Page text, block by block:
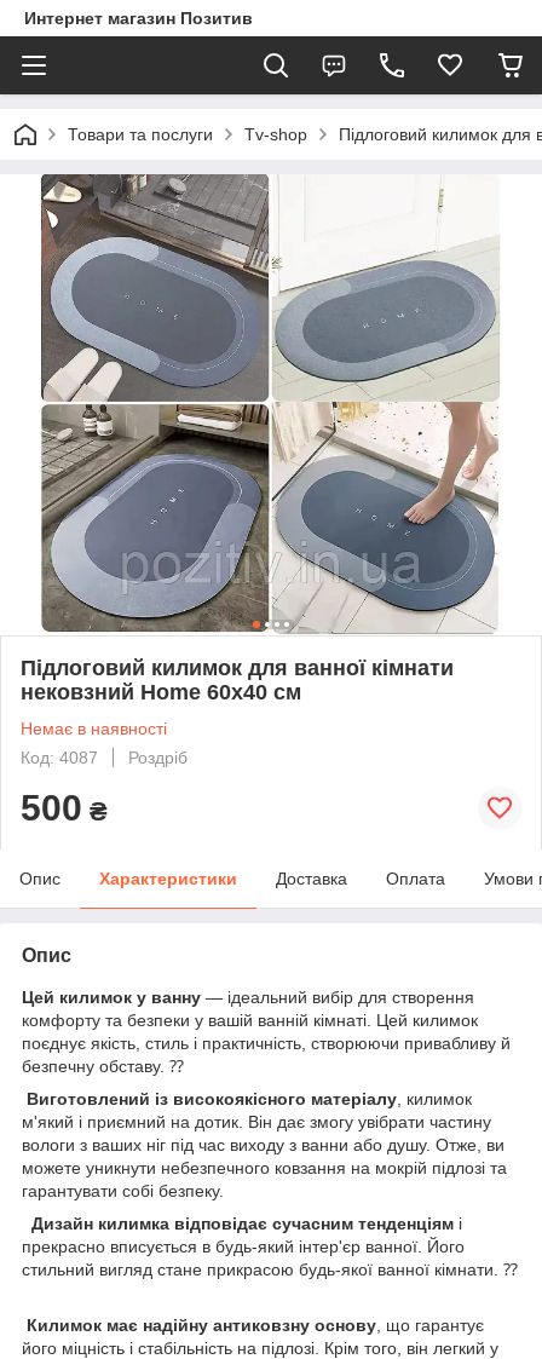
Интернет магазин Позитив
Товари та послуги Tv-shop Підлоговий килимок для
Підлоговий килимок для ванної кімнати
нековзний Home 60х40 см
Немає в наявності
Код: 4087
Роздріб
500 ₴
Опис Характеристики Доставка Оплата Умови
Опис
Цей килимок у ванну — ідеальний вибір для створення
комфорту та безпеки у вашій ванній кімнаті. Цей килимок
поєднує якість, стиль і практичність, створюючи привабливу й
безпечну обставу. ⁇
Виготовлений із високоякісного матеріалу , килимок
м'який і приємний на дотик. Він дає змогу увібрати частину
вологи з ваших ніг під час виходу з ванни або душу. Отже, ви
можете уникнути небезпечного ковзання на мокрій підлозі та
гарантувати собі безпеку.
Дизайн килимка відповідає сучасним тенденціям і
прекрасно вписується в будь-який інтер'єр ванної. Його
стильний вигляд стане прикрасою будь-якої ванної кімнати. ⁇
Килимок має надійну антиковзну основу , що гарантує
його міцність і стабільність на підлозі. Крім того, він легкий у